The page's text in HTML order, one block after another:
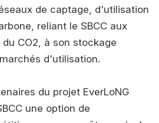
de captage, d'utilisation
reliant le SBCC aux
CO2, à son stockage
d'utilisation.
du projet EverLoNG
une option de